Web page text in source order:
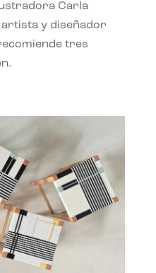
Carla
y diseñador
tres